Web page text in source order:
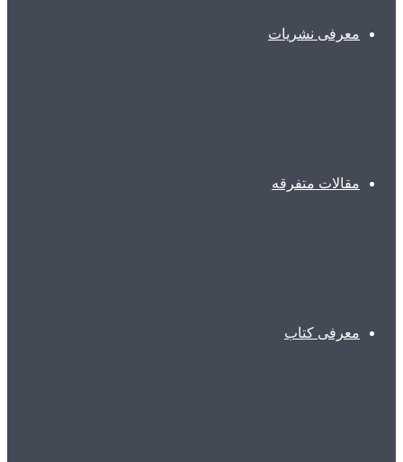
معرفی نشریات
مقالات متفرقه
معرفی کتاب